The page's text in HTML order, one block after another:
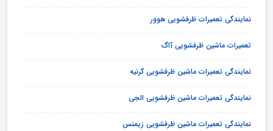
نمایندگی تعمیرات ظرفشویی هوور
تعمیرات ماشین ظرفشویی آاگ
نمایندگی تعمیرات ماشین ظرفشویی گرنیه
نمایندگی تعمیرات ماشین ظرفشویی الجی
نمایندگی تعمیرات ماشین ظرفشویی زیمنس